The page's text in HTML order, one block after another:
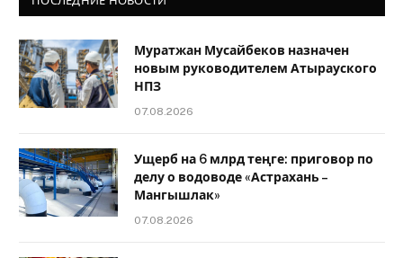
Муратжан Мусайбеков назначен
новым руководителем Атырауского
НПЗ
07.08.2026
Ущерб на 6 млрд теңге: приговор по
делу о водоводе «Астрахань –
Мангышлак»
07.08.2026